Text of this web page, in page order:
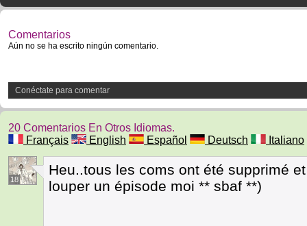
Comentarios
Aún no se ha escrito ningún comentario.
Conéctate para comentar
20 Comentarios En Otros Idiomas.
Français
English Español Deutsch Italiano
18
Heu..tous les coms ont été supprimé
louper un épisode moi ** sbaf **)